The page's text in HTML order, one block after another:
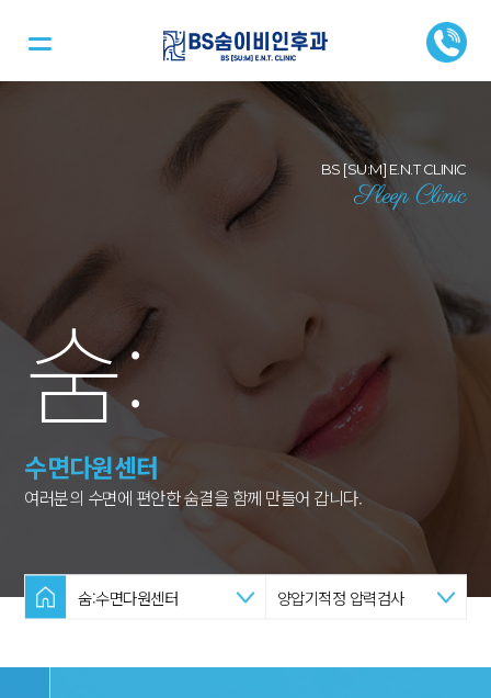
BS [SU:M] E.N.T CLINIC
Sleep Clinic
숨:
수면다원센터
여러분의 수면에 편안한 숨결을 함께 만들어 갑니다.
숨:수면다원센터 양압기적정 압력검사